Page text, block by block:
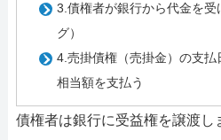
3.債権者が銀行から代金を
グ）
4.売掛債権（売掛金）の支
相当額を支払う
債権者は銀行に受益権を譲渡し